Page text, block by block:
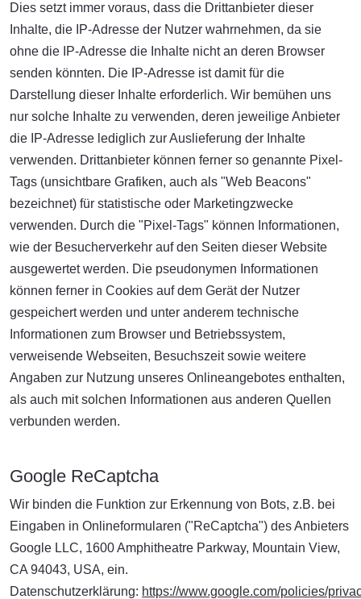
Dies setzt immer voraus, dass die Drittanbieter dieser
Inhalte, die IP-Adresse der Nutzer wahrnehmen, da sie
ohne die IP-Adresse die Inhalte nicht an deren Browser
senden könnten. Die IP-Adresse ist damit für die
Darstellung dieser Inhalte erforderlich. Wir bemühen uns
nur solche Inhalte zu verwenden, deren jeweilige Anbieter
die IP-Adresse lediglich zur Auslieferung der Inhalte
verwenden. Drittanbieter können ferner so genannte Pixel-
Tags (unsichtbare Grafiken, auch als "Web Beacons"
bezeichnet) für statistische oder Marketingzwecke
verwenden. Durch die "Pixel-Tags" können Informationen,
wie der Besucherverkehr auf den Seiten dieser Website
ausgewertet werden. Die pseudonymen Informationen
können ferner in Cookies auf dem Gerät der Nutzer
gespeichert werden und unter anderem technische
Informationen zum Browser und Betriebssystem,
verweisende Webseiten, Besuchszeit sowie weitere
Angaben zur Nutzung unseres Onlineangebotes enthalten,
als auch mit solchen Informationen aus anderen Quellen
verbunden werden.
Google ReCaptcha
Wir binden die Funktion zur Erkennung von Bots, z.B. bei
Eingaben in Onlineformularen ("ReCaptcha") des Anbieters
Google LLC, 1600 Amphitheatre Parkway, Mountain View,
CA 94043, USA, ein.
Datenschutzerklärung: https://www.google.com/policies/